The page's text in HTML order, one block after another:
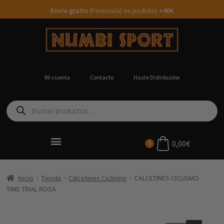
Envío gratis (Península) en pedidos +40€
Mi cuenta Contacto Hazte Distribuidor
0 0,00€
Inicio Tienda Calcetines Ciclismo
CALCETINES CICLISMO
TIME TRIAL ROSA